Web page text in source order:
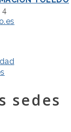
4
sedes